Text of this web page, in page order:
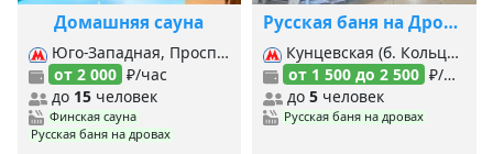
Домашняя сауна
Юго-Западная, Проспект Вернадского (Сокольническая), Проспект Вернадского (б. Кольцевая), Тропарёво, Кунцевская (б. Кольцевая), Кунцевская (Арб.-Покровская), Кунцевская (Филевская),
от 2 000 ₽/час
до 15 человек
Финская сауна
Русская баня на дровах
Русская баня на Дровах Горки 10
Кунцевская (б. Кольцевая), Кунцевская (Арб.-Покровская), Кунцевская (Филевская), Молодёжная,
от 1 500 до 2 500 ₽/час
до 5 человек
Русская баня на дровах